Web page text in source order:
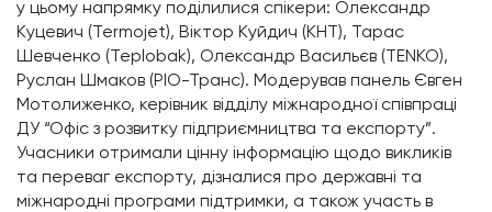
у цьому напрямку поділилися спікери: Олександр
Куцевич (Termojet), Віктор Куйдич (КНТ), Тарас
Шевченко (Teplobak), Олександр Васильєв (TENKO),
Руслан Шмаков (РІО-Транс). Модерував панель Євген
Мотолиженко, керівник відділу міжнародної співпраці
ДУ “Офіс з розвитку підприємництва та експорту”.
Учасники отримали цінну інформацію щодо викликів
та переваг експорту, дізналися про державні та
міжнародні програми підтримки, а також участь в